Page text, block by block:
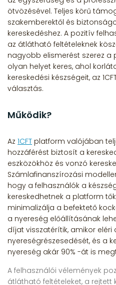
ötvözésével. Teljes körű
szakemberektől és
kereskedéshez. A pozitív
az átlátható feltételeknek
nagyobb elismerést szerez a
olyan helyet keres, ahol
kereskedési készségeit, az
választás.
Működik?
Az 1CFT platform valójában
hozzáférést biztosít a
eszközökhöz és vonzó
Számlafinanszírozási
hogy a felhasználók a
kereskedhetnek a platform
minimalizálja a befektető
a nyereség előállításának
díjat visszatérítik, amikor eléri
nyereségrészesedését, és a
nyereség akár 90% -át is
A felhasználói vélemények
átlátható feltételeket, a rejtett